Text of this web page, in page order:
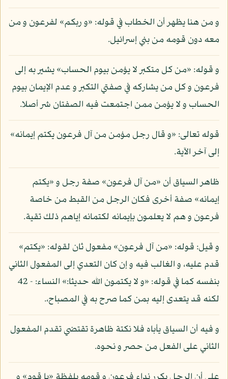
و من هنا يظهر أن الخطاب في قوله: «و ربكم» لفرعون و من
معه دون قومه من بني إسرائيل.
و قوله: «من كل متكبر لا يؤمن بيوم الحساب» يشير به إلى
فرعون و كل من يشاركه في صفتي التكبر و عدم الإيمان بيوم
الحساب و لا يؤمن ممن اجتمعت فيه الصفتان شر أصلا.
قوله تعالى: «و قال رجل مؤمن من آل فرعون يكتم إيمانه»
إلى آخر الآية.
ظاهر السياق أن «من آل فرعون» صفة رجل و «يكتم
إيمانه» صفة أخرى فكان الرجل من القبط من خاصة
فرعون و هم لا يعلمون بإيمانه لكتمانه إياهم ذلك تقية.
و قيل: قوله: «من آل فرعون» مفعول ثان لقوله: «يكتم»
قدم عليه، و الغالب فيه و إن كان التعدي إلى المفعول الثاني
بنفسه كما في قوله: «و لا يكتمون الله حديثا:» النساء: - 42
لكنه قد يتعدى إليه بمن كما صرح به في المصباح،.
و فيه أن السياق يأباه فلا نكتة ظاهرة تقتضي تقدم المفعول
الثاني على الفعل من حصر و نحوه.